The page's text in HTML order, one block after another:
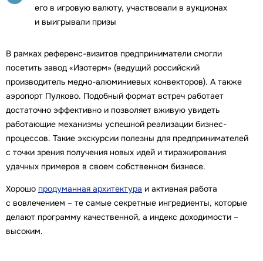
его в игровую валюту, участвовали в аукционах
и выигрывали призы
В рамках референс-визитов предприниматели смогли
посетить завод «Изотерм» (ведущий российский
производитель медно-алюминиевых конвекторов). А также
аэропорт Пулково. Подобный формат встреч работает
достаточно эффективно и позволяет вживую увидеть
работающие механизмы успешной реализации бизнес-
процессов. Такие экскурсии полезны для предпринимателей
с точки зрения получения новых идей и тиражирования
удачных примеров в своем собственном бизнесе.
Хорошо продуманная архитектура и активная работа
с вовлечением – те самые секретные ингредиенты, которые
делают программу качественной, а индекс доходимости –
высоким.